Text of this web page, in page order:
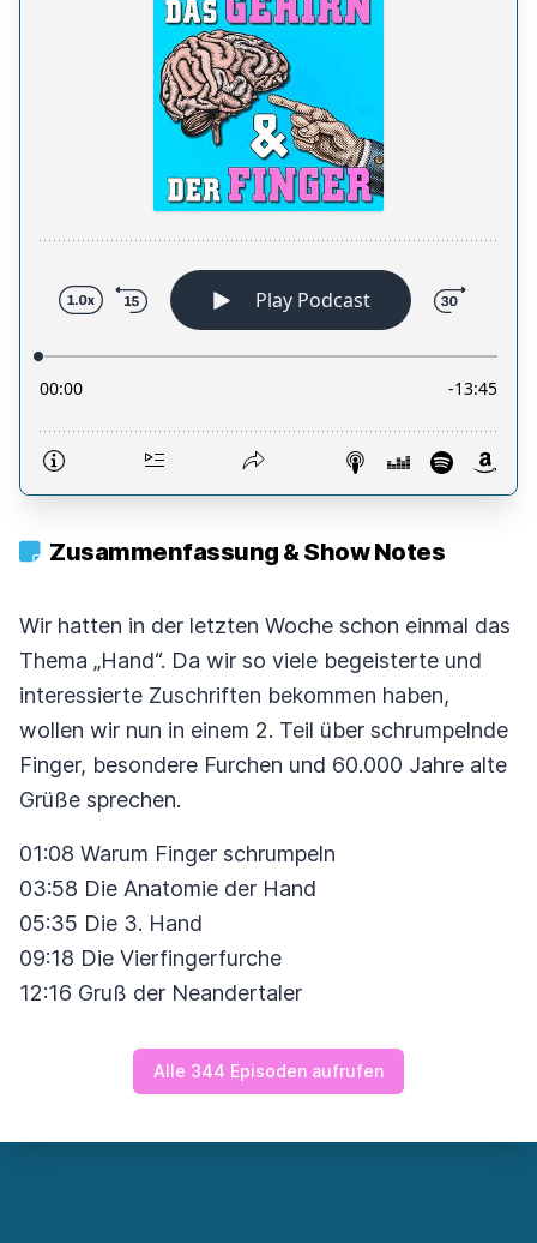
Zusammenfassung & Show Notes
Wir hatten in der letzten Woche schon einmal das
Thema „Hand“. Da wir so viele begeisterte und
interessierte Zuschriften bekommen haben,
wollen wir nun in einem 2. Teil über schrumpelnde
Finger, besondere Furchen und 60.000 Jahre alte
Grüße sprechen.
01:08 Warum Finger schrumpeln
03:58 Die Anatomie der Hand
05:35 Die 3. Hand
09:18 Die Vierfingerfurche
12:16 Gruß der Neandertaler
Alle 344 Episoden aufrufen